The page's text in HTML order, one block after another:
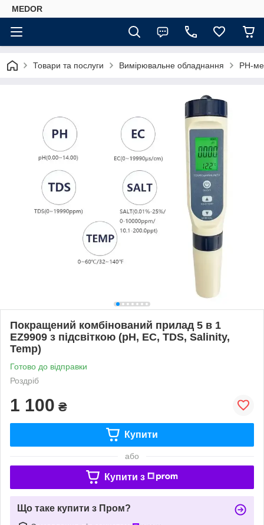
MEDOR
Товари та послуги Вимірювальне обладнання РН-
Покращений комбінований прилад 5 в 1
EZ9909 з підсвіткою (pH, EC, TDS, Salinity,
Temp)
Готово до відправки
Роздріб
1 100 ₴
Купити
або
Купити з
Що таке купити з Пром?